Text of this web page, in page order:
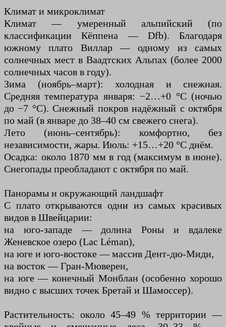
Климат и микроклимат
Климат — умеренный альпийский (по
классификации Кёппена — Dfb). Благодаря
южному плато Виллар — одному из самых
солнечных мест в Ваадтских Альпах (более 2000
солнечных часов в году).
Зима (ноябрь–март): холодная и снежная.
Средняя температура января: −2…+0 °С (ночью
до −7 °С). Снежный покров надёжный с октября
по май (в январе до 38–40 см свежего снега).
Лето (июнь–сентябрь): комфортно, без
независимости, жары. Июль: +15…+20 °C днём.
Осадка: около 1870 мм в год (максимум в июне).
Снегопады преобладают с октября по май.
Панорамы и окружающий ландшафт
С плато открываются одни из самых красивых
видов в Швейцарии:
на юго-западе — долина Роны и вдалеке
Женевское озеро (Lac Léman),
на юге и юго-востоке — массив Дент-дю-Миди,
на восток — Гран-Мюверен,
на юге — конечный Монблан (особенно хорошо
видно с высших точек Бретай и Шамоссер).
Растительность: около 45–49 % территории —